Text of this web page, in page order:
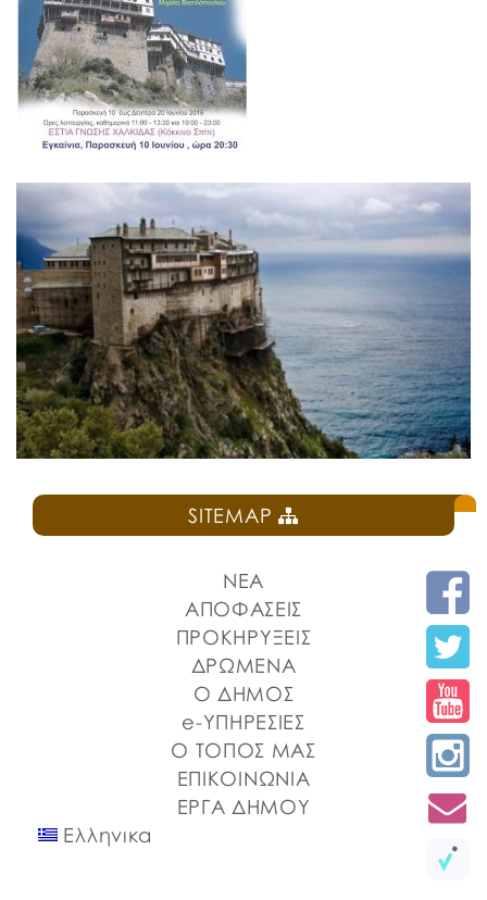
SITEMAP
ΝΕΑ
ΑΠΟΦΑΣΕΙΣ
ΠΡΟΚΗΡΥΞΕΙΣ
ΔΡΩΜΕΝΑ
Ο ΔΗΜΟΣ
e-ΥΠΗΡΕΣΙΕΣ
Ο ΤΟΠΟΣ ΜΑΣ
ΕΠΙΚΟΙΝΩΝΙΑ
ΕΡΓΑ ΔΗΜΟΥ
Ελληνικα